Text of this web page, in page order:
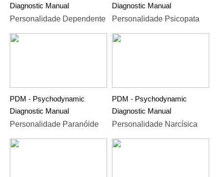
Diagnostic Manual
Personalidade Dependente
Diagnostic Manual
Personalidade Psicopata
PDM - Psychodynamic
Diagnostic Manual
Personalidade Paranóide
PDM - Psychodynamic
Diagnostic Manual
Personalidade Narcísica